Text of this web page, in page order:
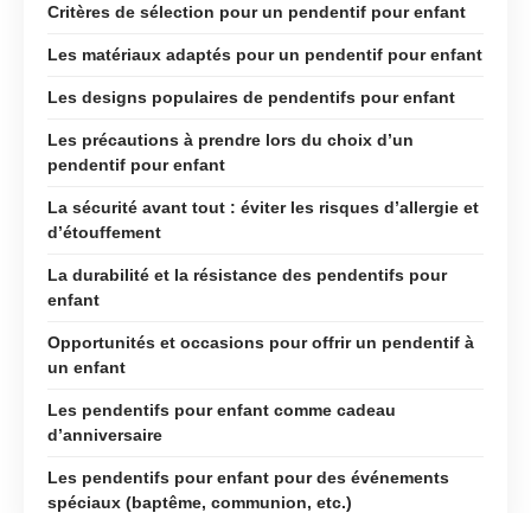
Critères de sélection pour un pendentif pour enfant
Les matériaux adaptés pour un pendentif pour enfant
Les designs populaires de pendentifs pour enfant
Les précautions à prendre lors du choix d’un
pendentif pour enfant
La sécurité avant tout : éviter les risques d’allergie et
d’étouffement
La durabilité et la résistance des pendentifs pour
enfant
Opportunités et occasions pour offrir un pendentif à
un enfant
Les pendentifs pour enfant comme cadeau
d’anniversaire
Les pendentifs pour enfant pour des événements
spéciaux (baptême, communion, etc.)